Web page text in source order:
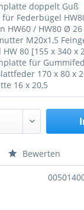
doppelt Guß
170 x 80 x
16 x 20,5
Bewerten